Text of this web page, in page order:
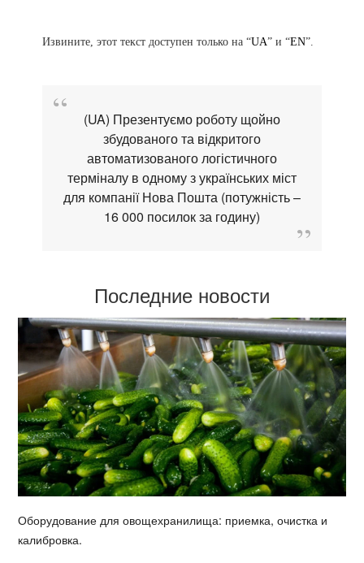
Извините, этот текст доступен только на “UA” и “EN”.
(UA) Презентуємо роботу щойно
збудованого та відкритого
автоматизованого логістичного
терміналу в одному з українських міст
для компанії Нова Пошта (потужність –
16 000 посилок за годину)
Последние новости
Оборудование для овощехранилища: приемка, очистка и
калибровка.